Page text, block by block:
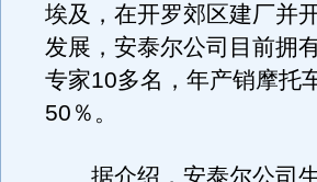
埃及，在开罗郊区建厂并
发展，安泰尔公司目前拥
专家10多名，年产销摩托
50％。
据介绍，安泰尔公司生